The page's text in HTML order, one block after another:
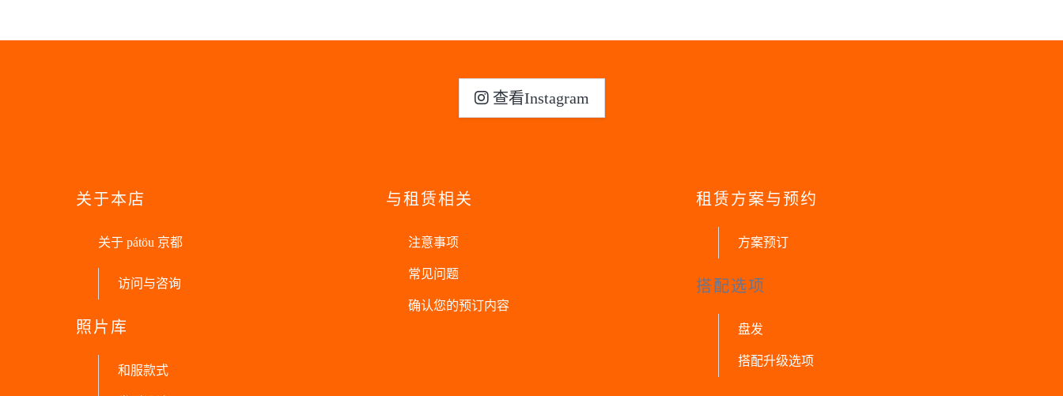
查看Instagram
关于本店
关于 pátöu 京都
访问与咨询
照片库
和服款式
与租赁相关
注意事项
常见问题
确认您的预订内容
租赁方案与预约
方案预订
搭配选项
盘发
搭配升级选项